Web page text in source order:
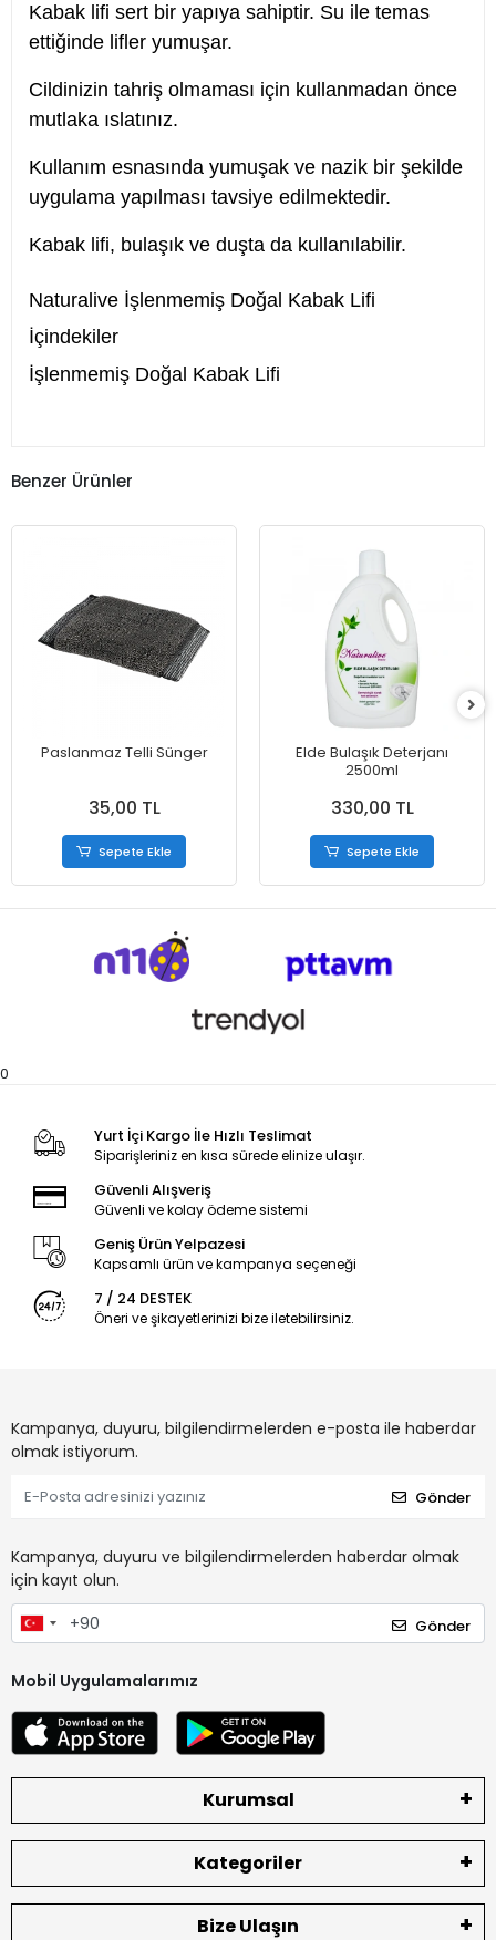
Kabak lifi sert bir yapıya sahiptir. Su ile temas
ettiğinde lifler yumuşar.
Cildinizin tahriş olmaması için kullanmadan önce
mutlaka ıslatınız.
Kullanım esnasında yumuşak ve nazik bir şekilde
uygulama yapılması tavsiye edilmektedir.
Kabak lifi, bulaşık ve duşta da kullanılabilir.
Naturalive İşlenmemiş Doğal Kabak Lifi
İçindekiler
İşlenmemiş Doğal Kabak Lifi
Benzer Ürünler
Paslanmaz Telli Sünger
35,00 TL
Sepete Ekle
Elde Bulaşık Deterjanı
2500ml
330,00 TL
Sepete Ekle
0
Yurt İçi Kargo İle Hızlı Teslimat
Siparişleriniz en kısa sürede elinize ulaşır.
Güvenli Alışveriş
Güvenli ve kolay ödeme sistemi
Geniş Ürün Yelpazesi
Kapsamlı ürün ve kampanya seçeneği
7 / 24 DESTEK
Öneri ve şikayetlerinizi bize iletebilirsiniz.
Kampanya, duyuru, bilgilendirmelerden e-posta ile haberdar
olmak istiyorum.
Gönder
Kampanya, duyuru ve bilgilendirmelerden haberdar olmak
için kayıt olun.
Gönder
Mobil Uygulamalarımız
Kurumsal
Kategoriler
Bize Ulaşın